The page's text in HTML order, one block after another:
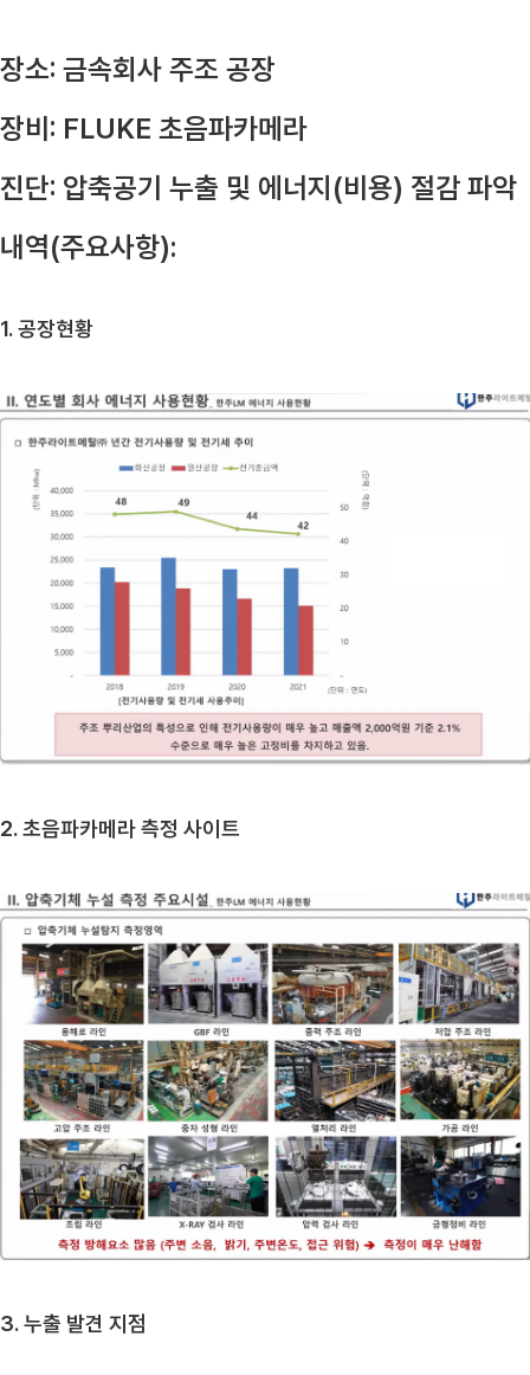
장소: 금속회사 주조 공장
장비: FLUKE 초음파카메라
진단: 압축공기 누출 및 에너지(비용) 절감 파악
내역(주요사항):
1. 공장현황
2. 초음파카메라 측정 사이트
3. 누출 발견 지점